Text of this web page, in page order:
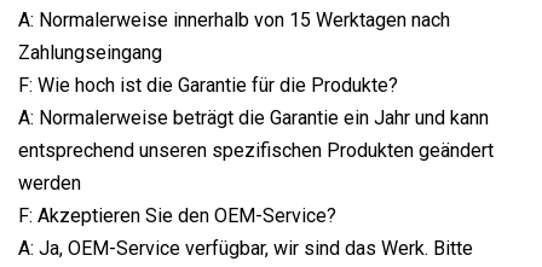
A: Normalerweise innerhalb von 15 Werktagen nach
Zahlungseingang
F: Wie hoch ist die Garantie für die Produkte?
A: Normalerweise beträgt die Garantie ein Jahr und kann
entsprechend unseren spezifischen Produkten geändert
werden
F: Akzeptieren Sie den OEM-Service?
A: Ja, OEM-Service verfügbar, wir sind das Werk. Bitte